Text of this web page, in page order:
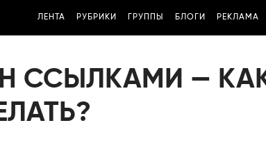
ЛЕНТА РУБРИКИ ГРУППЫ БЛОГИ РЕКЛАМА
ССЫЛКАМИ —